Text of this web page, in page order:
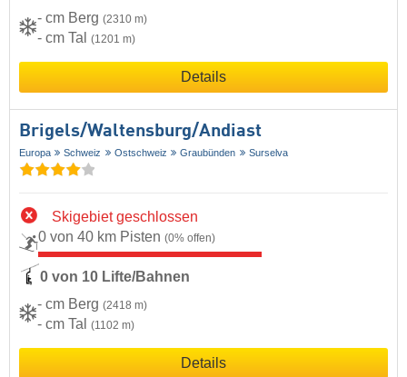
- cm Berg (2310 m)
- cm Tal (1201 m)
Details
Brigels/​Waltensburg/​Andiast
Europa Schweiz Ostschweiz Graubünden Surselva
Skigebiet geschlossen
0 von 40 km Pisten (0% offen)
0 von 10 Lifte/Bahnen
- cm Berg (2418 m)
- cm Tal (1102 m)
Details